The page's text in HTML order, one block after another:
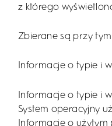
z którego
Zbierane są przy
Informacje o typie i
Informacje o typie i
System operacyjny
Informacje o